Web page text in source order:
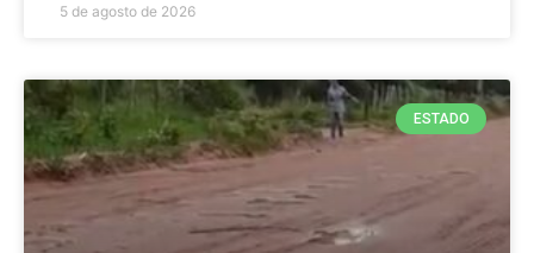
5 de agosto de 2026
ESTADO